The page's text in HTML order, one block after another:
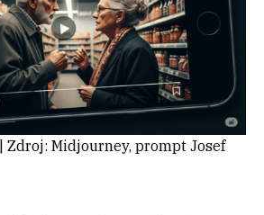
Midjourney, prompt Josef